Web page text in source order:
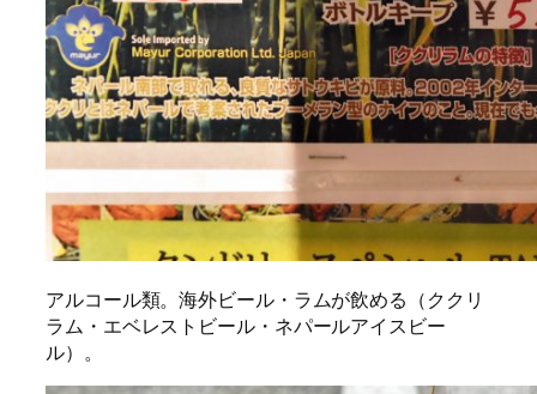
アルコール類。海外ビール・ラムが飲める（ククリ
ラム・エベレストビール・ネパールアイスビー
ル）。